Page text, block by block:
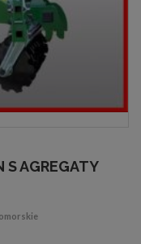
S AGREGATY